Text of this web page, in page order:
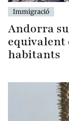
Immigració
Andorra
equivalent
habitants